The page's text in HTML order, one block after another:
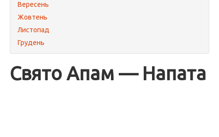
Вересень
Жовтень
Листопад
Грудень
Свято Апам — Напата